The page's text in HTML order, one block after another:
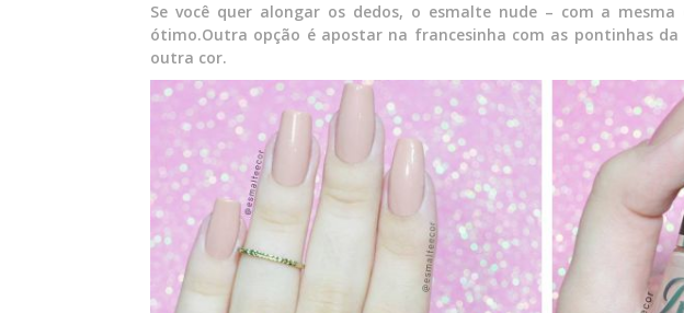
Se você quer alongar os dedos, o esmalte nude – com a
ótimo.Outra opção é apostar na francesinha com as pontinhas
outra cor.